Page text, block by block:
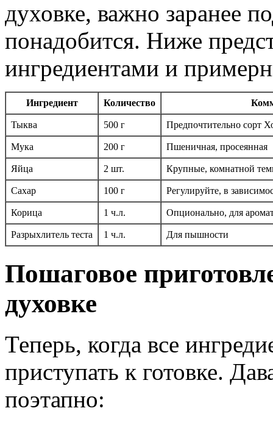
духовке, важно заранее
понадобится. Ниже
ингредиентами и
Ингредиент Количество
Тыква 500 г Предпочтительно сорт
Мука 200 г Пшеничная, просеянная
Яйца 2 шт. Крупные, комнатной
Сахар 100 г Регулируйте, в
Корицa 1 ч.л. Опционально, для
Разрыхлитель теста 1 ч.л. Для пышности
Пошаговое
духовке
Теперь, когда все
приступать к готовке.
поэтапно: